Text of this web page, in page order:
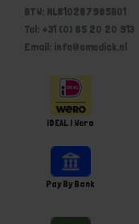
BTW: NL810287985B01
Tel: +31 (0) 85 20 20 913
Email: info@omedick.nl
iDEAL | Wero
Pay By Bank